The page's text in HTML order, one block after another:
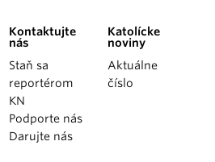
Kontaktujte
nás
Staň sa
reportérom
KN
Podporte nás
Darujte nás
Katolícke
noviny
Aktuálne
číslo